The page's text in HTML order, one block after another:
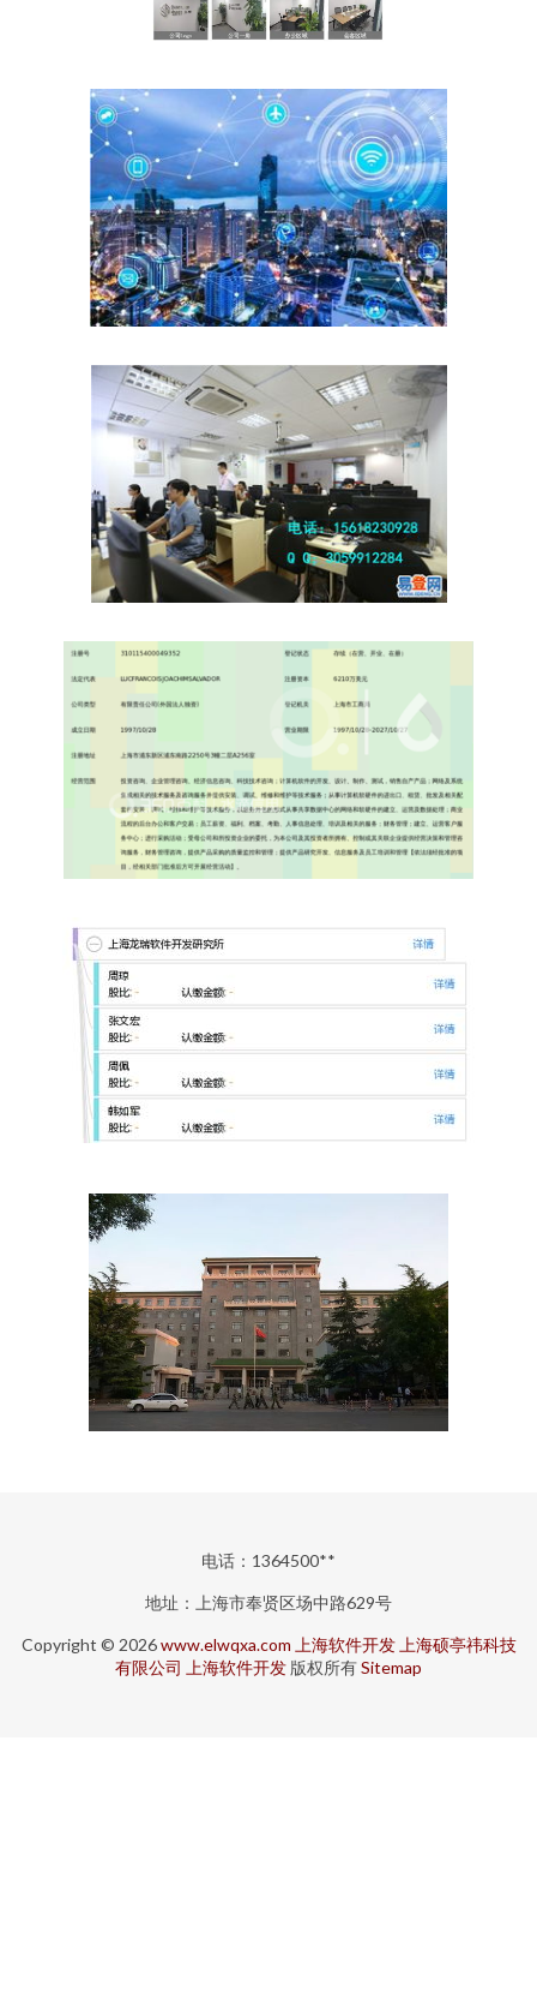
电话：1364500**
地址：上海市奉贤区场中路629号
Copyright © 2026www.elwqxa.com 上海软件开发 上海硕亭祎科技
有限公司
上海软件开发 版权所有Sitemap